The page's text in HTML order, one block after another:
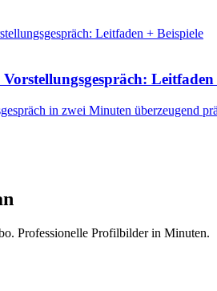
Leitfaden
in zwei Minuten überzeugend
Professionelle Profilbilder in Minuten.